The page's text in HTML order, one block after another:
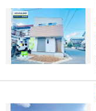
マ
イ
ペ
ー
ジ
存